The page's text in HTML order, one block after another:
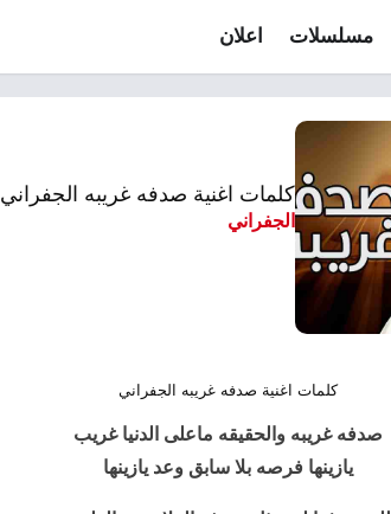
مسلسلات اعلان
كلمات اغنية صدفه غريبه الجفراني 2022
الجفراني
كلمات اغنية صدفه غريبه الجفراني
صدفه غريبه والحقيقه ماعلى الدنيا غريب
يازينها فرصه بلا سابق وعد يازينها